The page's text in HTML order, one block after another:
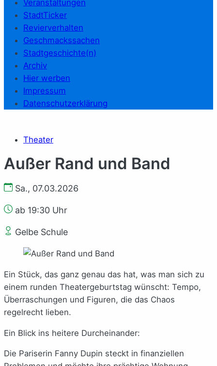
Veranstaltungen
StadtTicker
Revierverhalten
Geschmackssachen
Stadtgeschichte(n)
Archiv
Hier werben
Impressum
Datenschutzerklärung
Theater
Außer Rand und Band
Sa., 07.03.2026
ab 19:30 Uhr
Gelbe Schule
Ein Stück, das ganz genau das hat, was man sich zu
einem runden Theatergeburtstag wünscht: Tempo,
Überraschungen und Figuren, die das Chaos
regelrecht lieben.
Ein Blick ins heitere Durcheinander:
Die Pariserin Fanny Dupin steckt in finanziellen